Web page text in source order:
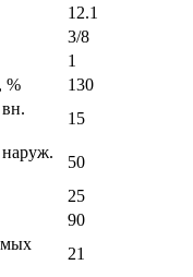
12.1
3/8
1
%
130
15
50
25
90
21